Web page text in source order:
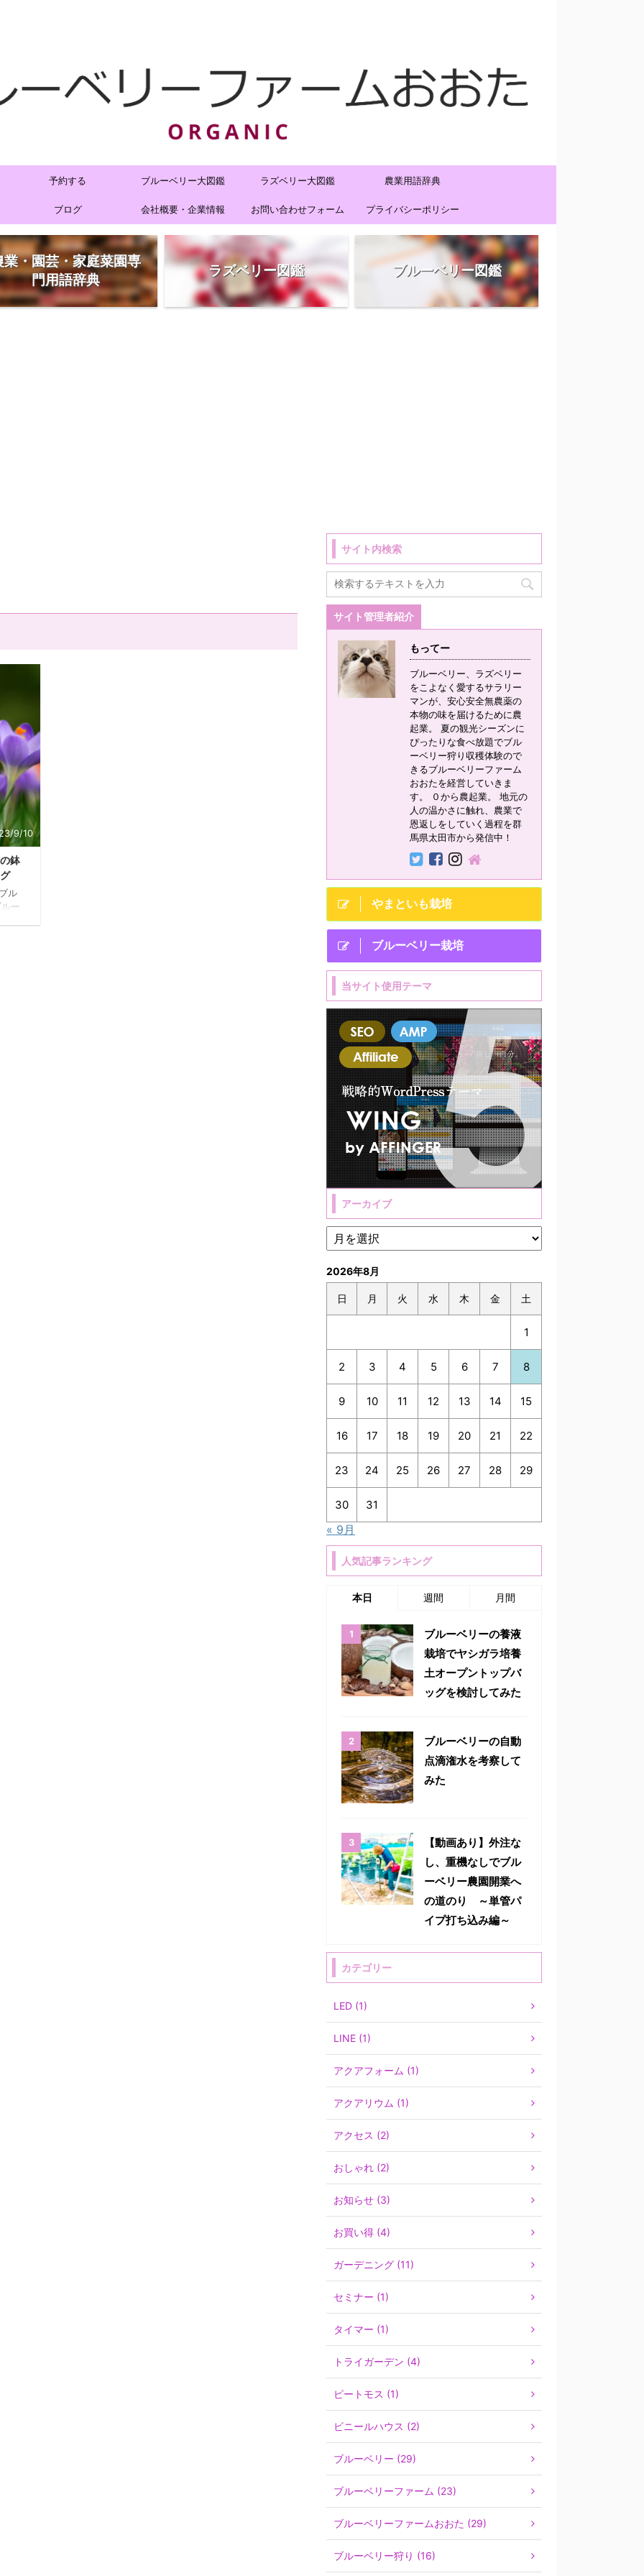
予約する ブルーベリー大図鑑 ラズベリー大図鑑 農業用語辞典
ブログ 会社概要・企業情報 お問い合わせフォーム プライバシーポリシー
業・園芸・家庭菜園専
門用語辞典
ラズベリー図鑑 ブルーベリー図鑑
9/10
鉢
ル
ー
サイト内検索
サイト管理者紹介
もってー
ブルーベリー、ラズベリー
をこよなく愛するサラリー
マンが、安心安全無農薬の
本物の味を届けるために農
起業。 夏の観光シーズンに
ぴったりな食べ放題でブル
ーベリー狩り収穫体験ので
きるブルーベリーファーム
おおたを経営していきま
す。 ０から農起業。 地元の
人の温かさに触れ、農業で
恩返しをしていく過程を群
馬県太田市から発信中！
やまといも栽培
ブルーベリー栽培
当サイト使用テーマ
アーカイブ
2026年8月
日 月 火 水 木 金 土
1
2 3 4 5 6 7 8
9 10 11 12 13 14 15
16 17 18 19 20 21 22
23 24 25 26 27 28 29
30 31
« 9月
人気記事ランキング
本日 週間 月間
ブルーベリーの養液
栽培でヤシガラ培養
土オープントップバ
ッグを検討してみた
ブルーベリーの自動
点滴潅水を考察して
みた
【動画あり】外注な
し、重機なしでブル
ーベリー農園開業へ
の道のり ～単管パ
イプ打ち込み編～
カテゴリー
LED (1)
LINE (1)
アクアフォーム (1)
アクアリウム (1)
アクセス (2)
おしゃれ (2)
お知らせ (3)
お買い得 (4)
ガーデニング (11)
セミナー (1)
タイマー (1)
トライガーデン (4)
ピートモス (1)
ビニールハウス (2)
ブルーベリー (29)
ブルーベリーファーム (23)
ブルーベリーファームおおた (29)
ブルーベリー狩り (16)